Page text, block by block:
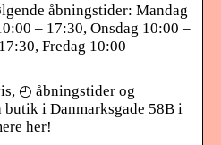
åbningstider: Mandag
– 17:30, Onsdag 10:00 –
Fredag 10:00 –
◴ åbningstider og
i Danmarksgade 58B i
her!